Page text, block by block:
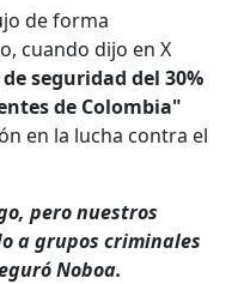
de forma
cuando dijo en X
seguridad del 30%
de Colombia"
en la lucha contra el
pero nuestros
a grupos criminales
Noboa.